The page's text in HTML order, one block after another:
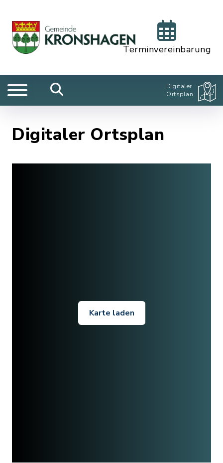
Terminvereinbarung
Digitaler
Ortsplan
Digitaler Ortsplan
Karte laden